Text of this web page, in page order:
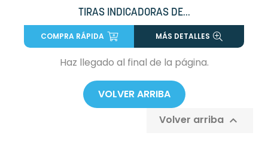
TIRAS INDICADORAS DE...
COMPRA RÁPIDA MÁS DETALLES
Haz llegado al final de la página.
VOLVER ARRIBA
Volver arriba 